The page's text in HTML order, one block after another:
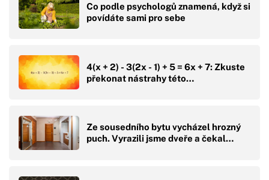
Co podle psychologů znamená, když si
povídáte sami pro sebe
4(x + 2) - 3(2x - 1) + 5 = 6x + 7: Zkuste
překonat nástrahy této…
Ze sousedního bytu vycházel hrozný
puch. Vyrazili jsme dveře a čekal…